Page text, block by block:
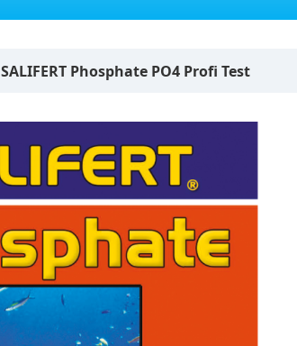
SALIFERT Phosphate PO4 Profi Test